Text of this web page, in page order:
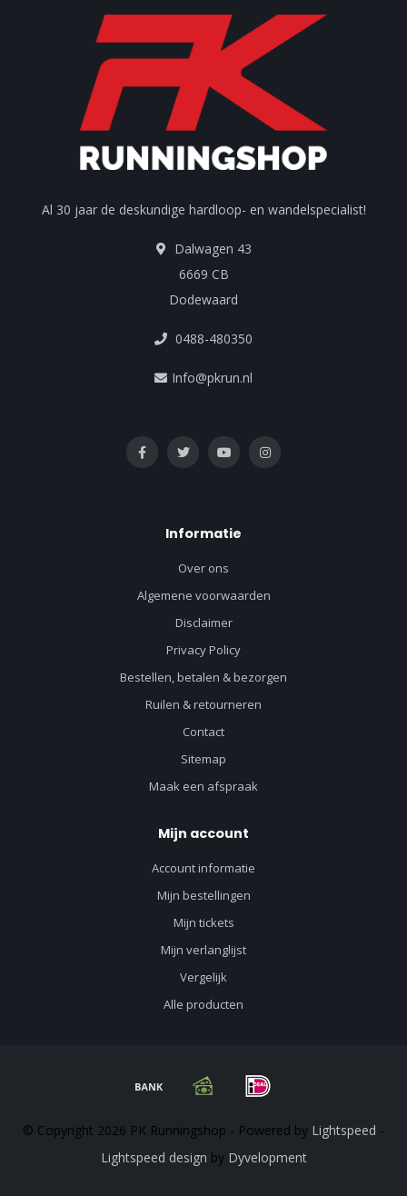
Al 30 jaar de deskundige hardloop- en wandelspecialist!
Dalwagen 43
6669 CB
Dodewaard
0488-480350
Info@pkrun.nl
Informatie
Over ons
Algemene voorwaarden
Disclaimer
Privacy Policy
Bestellen, betalen & bezorgen
Ruilen & retourneren
Contact
Sitemap
Maak een afspraak
Mijn account
Account informatie
Mijn bestellingen
Mijn tickets
Mijn verlanglijst
Vergelijk
Alle producten
© Copyright 2026 PK Runningshop - Powered by Lightspeed -
Lightspeed design by Dyvelopment